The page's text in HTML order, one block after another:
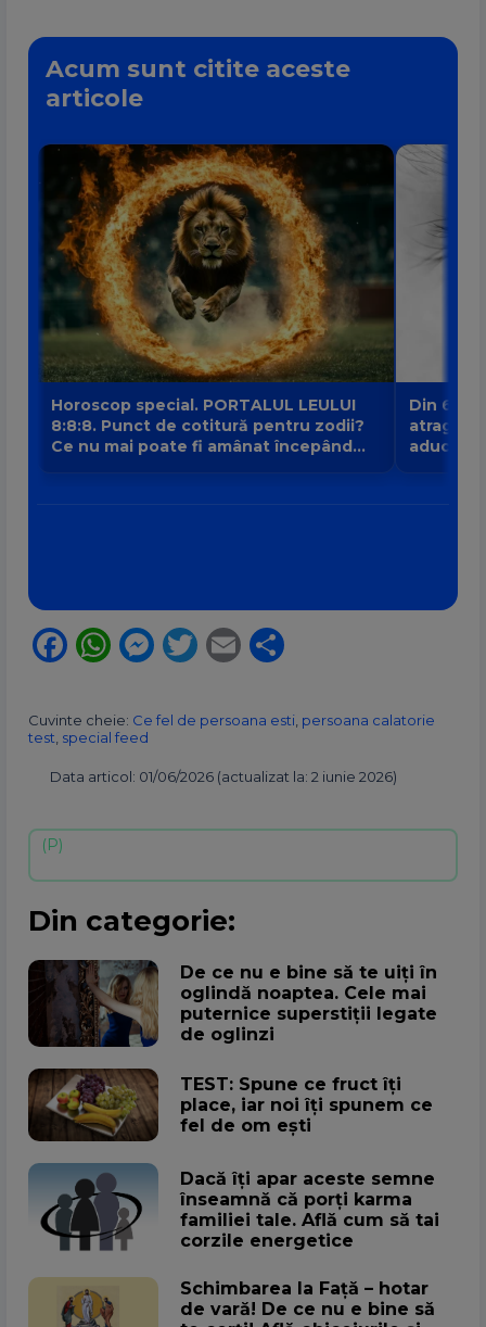
Acum sunt citite aceste
articole
Horoscop special. PORTALUL LEULUI
8:8:8. Punct de cotitură pentru zodii?
Ce nu mai poate fi amânat începând
Din 6
atrage
aduce
Facebook
WhatsApp
Messenger
Twitter
Email
Cuvinte cheie: Ce fel de persoana esti persoana calatorie
test special feed
Data articol: 01/06/2026 (actualizat la: 2 iunie 2026)
Din categorie:
De ce nu e bine să te uiți în
oglindă noaptea. Cele mai
puternice superstiții legate
de oglinzi
TEST: Spune ce fruct îți
place, iar noi îți spunem ce
fel de om ești
Dacă îți apar aceste semne
înseamnă că porți karma
familiei tale. Află cum să tai
corzile energetice
Schimbarea la Față – hotar
de vară! De ce nu e bine să